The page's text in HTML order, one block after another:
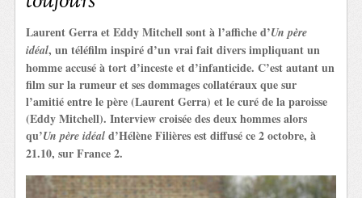
Laurent Gerra et Eddy Mitchell sont à l’affiche d’Un père
idéal, un téléfilm inspiré d’un vrai fait divers impliquant un
homme accusé à tort d’inceste et d’infanticide. C’est autant un
film sur la rumeur et ses dommages collatéraux que sur
l’amitié entre le père (Laurent Gerra) et le curé de la paroisse
(Eddy Mitchell). Interview croisée des deux hommes alors
qu’Un père idéal d’Hélène Filières est diffusé ce 2 octobre, à
21.10, sur France 2.